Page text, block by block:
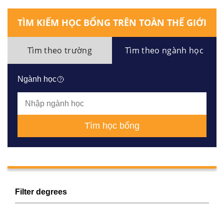
TÌM KIẾM HỌC BỔNG TRÊN TOÀN THẾ GIỚI
Tìm theo trường Tìm theo ngành học
Ngành học
Tìm học bổng
Filter degrees